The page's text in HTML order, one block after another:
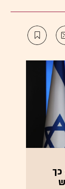
כך